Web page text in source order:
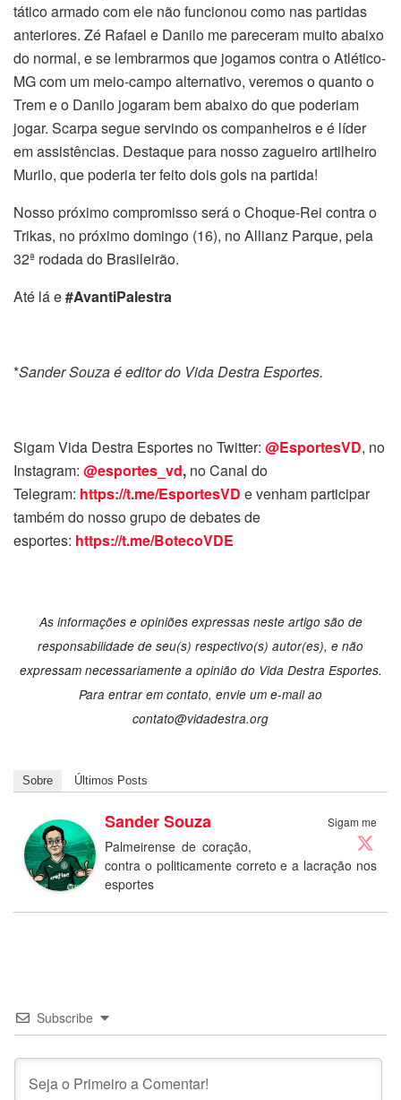
tático armado com ele não funcionou como nas partidas
anteriores. Zé Rafael e Danilo me pareceram muito abaixo
do normal, e se lembrarmos que jogamos contra o Atlético-
MG com um meio-campo alternativo, veremos o quanto o
Trem e o Danilo jogaram bem abaixo do que poderiam
jogar. Scarpa segue servindo os companheiros e é líder
em assistências. Destaque para nosso zagueiro artilheiro
Murilo, que poderia ter feito dois gols na partida!
Nosso próximo compromisso será o Choque-Rei contra o
Trikas, no próximo domingo (16), no Allianz Parque, pela
32ª rodada do Brasileirão.
Até lá e#AvantiPalestra
*Sander Souza é editor do Vida Destra Esportes.
Sigam Vida Destra Esportes no Twitter: @EsportesVD, no
Instagram: @esportes_vd, no Canal do
Telegram: https://t.me/EsportesVD e venham participar
também do nosso grupo de debates de
esportes: https://t.me/BotecoVDE
As informações e opiniões expressas neste artigo são de
responsabilidade de seu(s) respectivo(s) autor(es), e não
expressam necessariamente a opinião do Vida Destra Esportes.
Para entrar em contato, envie um e-mail ao
contato@vidadestra.org
Sobre Últimos Posts
Sigam me
Sander Souza
Palmeirense de coração,
contra o politicamente correto e a lacração nos
esportes
Subscribe